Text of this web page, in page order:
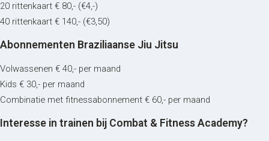
20 rittenkaart € 80,- (€4,-)
40 rittenkaart € 140,- (€3,50)
Abonnementen Braziliaanse Jiu Jitsu
Volwassenen € 40,- per maand
Kids € 30,- per maand
Combinatie met fitnessabonnement € 60,- per maand
Interesse in trainen bij Combat & Fitness Academy?